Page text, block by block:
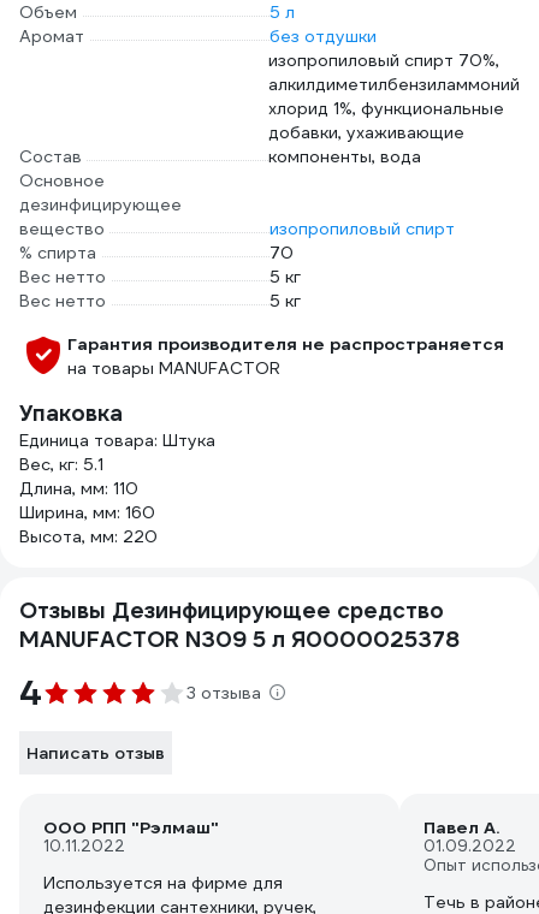
Объем
5 л
Аромат
без отдушки
Состав
изопропиловый спирт 70%,
алкилдиметилбензиламмоний
хлорид 1%, функциональные
добавки, ухаживающие
компоненты, вода
Основное
дезинфицирующее
вещество
изопропиловый спирт
% спирта
70
Вес нетто
5 кг
Вес нетто
5 кг
Гарантия производителя не распространяется
на товары MANUFACTOR
Упаковка
Единица товара: Штука
Вес, кг: 5.1
Длина, мм: 110
Ширина, мм: 160
Высота, мм: 220
Отзывы Дезинфицирующее средство
MANUFACTOR N309 5 л Я0000025378
4 3 отзыва
Написать отзыв
ООО РПП "Рэлмаш"
10.11.2022
Используется на фирме для
дезинфекции сантехники, ручек,
Павел А.
01.09.2022
Опыт
Течь в